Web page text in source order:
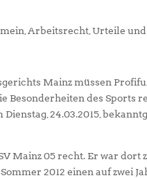
Arbeitsrecht ,Urteile und
Mainz müssen
Besonderheiten des Sports
24.03.2015,
Mainz 05 recht. Er war dort
2012 einen auf zwei